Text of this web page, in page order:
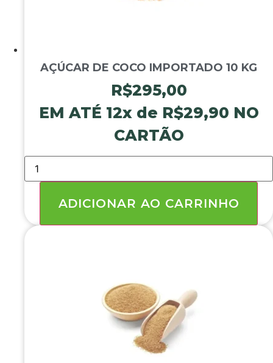
AÇÚCAR DE COCO IMPORTADO 10 KG
R$295,00
EM ATÉ 12x de R$29,90 NO
CARTÃO
AÇÚCAR
DE
COCO
ADICIONAR AO CARRINHO